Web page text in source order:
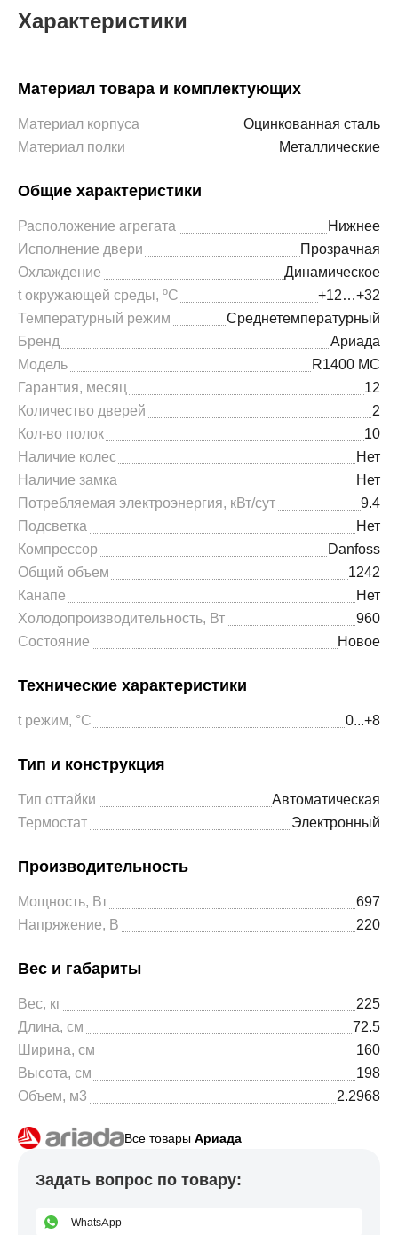
Характеристики
Материал товара и комплектующих
Материал корпуса
Оцинкованная сталь
Материал полки
Металлические
Общие характеристики
Расположение агрегата
Нижнее
Исполнение двери
Прозрачная
Охлаждение
Динамическое
t окружающей среды, ºС
+12…+32
Температурный режим
Среднетемпературный
Бренд
Ариада
Модель
R1400 МC
Гарантия, месяц
12
Количество дверей
2
Кол-во полок
10
Наличие колес
Нет
Наличие замка
Нет
Потребляемая электроэнергия, кВт/сут
9.4
Подсветка
Нет
Компрессор
Danfoss
Общий объем
1242
Канапе
Нет
Холодопроизводительность, Вт
960
Состояние
Новое
Технические характеристики
t режим, °С 0...+8
Тип и конструкция
Тип оттайки
Автоматическая
Термостат
Электронный
Производительность
Мощность, Вт
697
Напряжение, В
220
Вес и габариты
Вес, кг
225
Длина, см
72.5
Ширина, см
160
Высота, см
198
Объем, м3
2.2968
Все товары Ариада
Задать вопрос по товару:
WhatsApp